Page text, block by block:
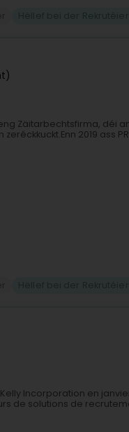
eng Zäitarbechtsfirma, déi
2019 ass
Incorporation en
de solutions de